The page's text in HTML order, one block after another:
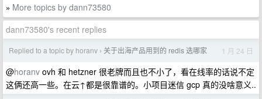
» More topics by dann73580
dann73580's recent replies
Replied to a topic by horanv › 关于出海产品用到的 redis 选哪家 1 月 24 日
@horanv ovh 和 hetzner 很老牌而且也不小了，看在线率的话说不定
这俩还高一些。在云↑都是很靠谱的。小项目迷信 gcp 真的没啥意义..